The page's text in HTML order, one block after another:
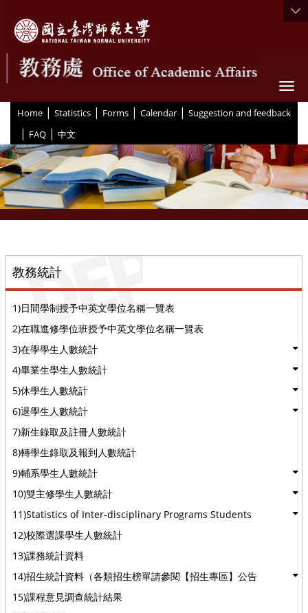
Home | Statistics | Forms | Calendar | Suggestion and feedback
| FAQ | 中文
教務統計
1)日間學制授予中英文學位名稱一覽表
2)在職進修學位班授予中英文學位名稱一覽表
3)在學學生人數統計
4)畢業生學生人數統計
5)休學生人數統計
6)退學生人數統計
7)新生錄取及註冊人數統計
8)轉學生錄取及報到人數統計
9)輔系學生人數統計
10)雙主修學生人數統計
11)Statistics of Inter-disciplinary Programs Students
12)校際選課學生人數統計
13)課務統計資料
14)招生統計資料（各類招生榜單請參閱【招生專區】公告
15)課程意見調查統計結果